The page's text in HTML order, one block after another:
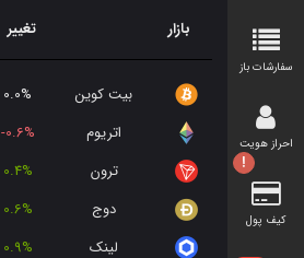
سفارشات باز
احراز هویت
!
کیف پول
بازار تغییر
بیت کوین
0.0%
اتریوم
-0.6%
ترون
0.4%
دوج
0.6%
لینک
0.9%